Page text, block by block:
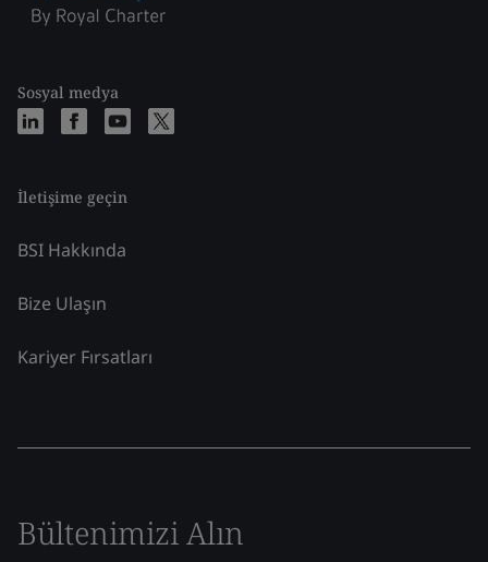
Sosyal medya
İletişime geçin
BSI Hakkında
Bize Ulaşın
Kariyer Fırsatları
Bültenimizi Alın